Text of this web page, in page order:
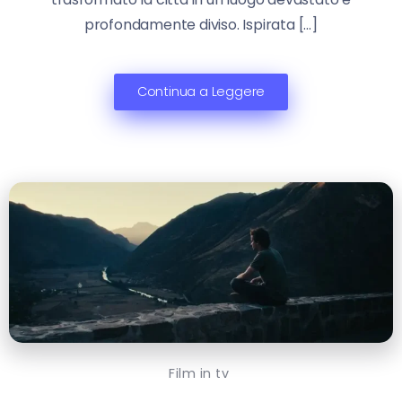
profondamente diviso. Ispirata […]
Continua a Leggere
Film in tv